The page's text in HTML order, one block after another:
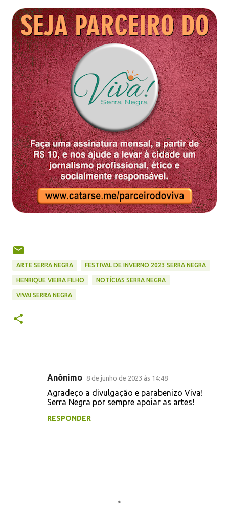
ARTE SERRA NEGRA FESTIVAL DE INVERNO 2023 SERRA NEGRA
HENRIQUE VIEIRA FILHO NOTÍCIAS SERRA NEGRA
VIVA! SERRA NEGRA
Anônimo 8 de junho de 2023 às 14:48
Agradeço a divulgação e parabenizo Viva!
Serra Negra por sempre apoiar as artes!
RESPONDER